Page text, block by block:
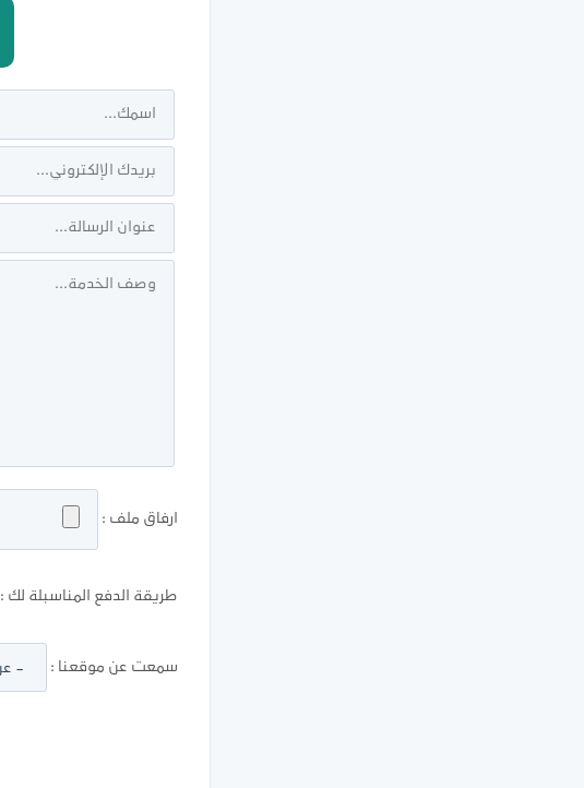
ارفاق ملف :
طريقة الدفع المناسبلة لك :
سمعت عن موقعنا :